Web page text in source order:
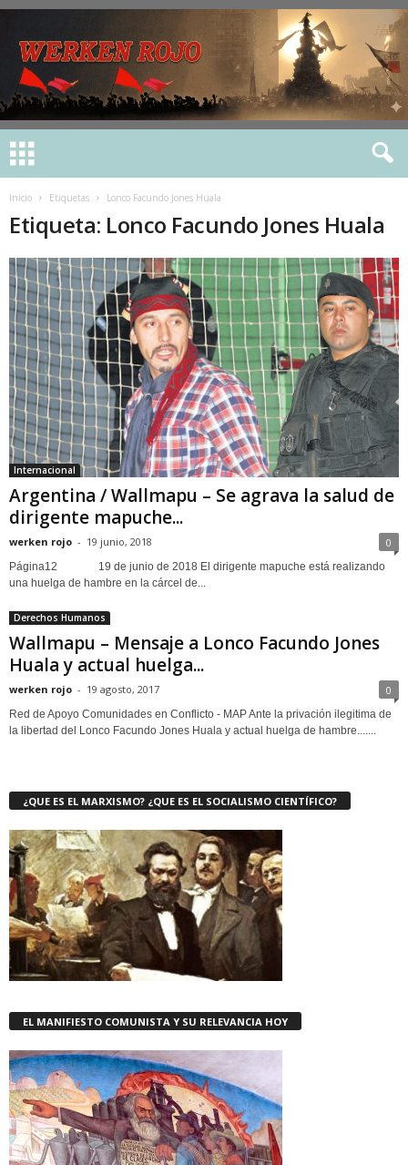
Inicio Etiquetas Lonco Facundo Jones Huala
Etiqueta: Lonco Facundo Jones Huala
Internacional
Argentina / Wallmapu – Se agrava la salud de
dirigente mapuche...
werken rojo - 19 junio, 2018 0
Página12 19 de junio de 2018 El dirigente mapuche está realizando
una huelga de hambre en la cárcel de...
Derechos Humanos
Wallmapu – Mensaje a Lonco Facundo Jones
Huala y actual huelga...
werken rojo - 19 agosto, 2017 0
Red de Apoyo Comunidades en Conflicto - MAP Ante la privación ilegitima de
la libertad del Lonco Facundo Jones Huala y actual huelga de hambre.......
¿QUE ES EL MARXISMO? ¿QUE ES EL SOCIALISMO CIENTÍFICO?
EL MANIFIESTO COMUNISTA Y SU RELEVANCIA HOY